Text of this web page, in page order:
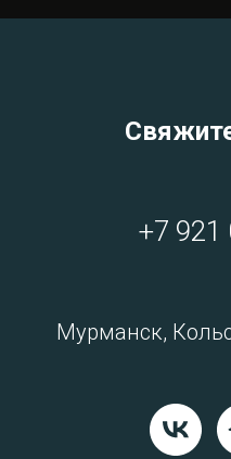
+7 921
Мурманск,